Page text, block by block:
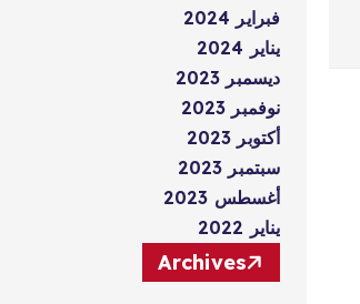
فبراير 2024
يناير 2024
ديسمبر 2023
نوفمبر 2023
أكتوبر 2023
سبتمبر 2023
أغسطس 2023
يناير 2022
Archives